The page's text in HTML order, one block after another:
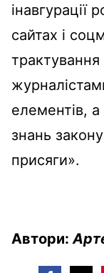
інавгурації
сайтах і
елементів, а
знань
присяги».
Автори: